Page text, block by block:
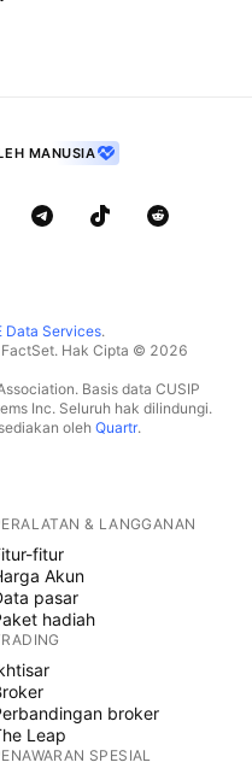
MANUSIA
Data Services.
Hak Cipta © 2026
Basis data CUSIP
Inc. Seluruh hak dilindungi.
oleh Quartr.
& LANGGANAN
fitur
Akun
pasar
hadiah
broker
Leap
SPESIAL